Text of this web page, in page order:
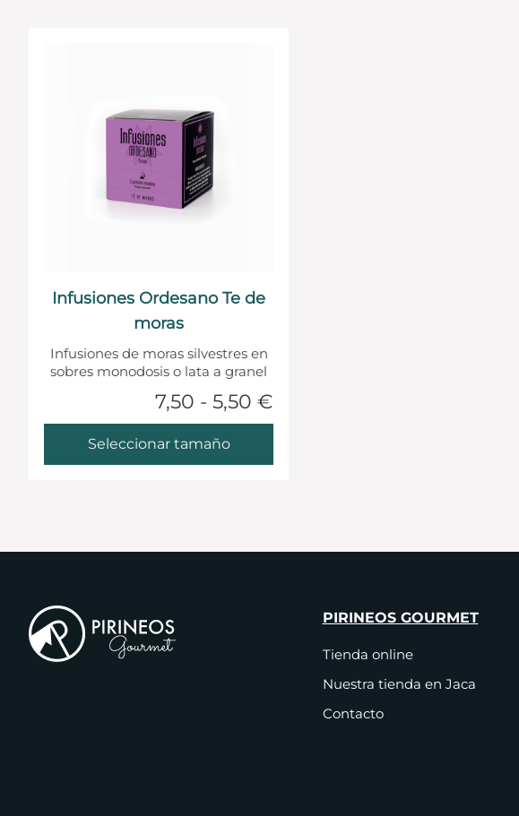
Infusiones Ordesano Te de
moras
Infusiones de moras silvestres en
sobres monodosis o lata a granel
7,50 - 5,50 €
Seleccionar tamaño
PIRINEOS GOURMET
Tienda online
Nuestra tienda en Jaca
Contacto